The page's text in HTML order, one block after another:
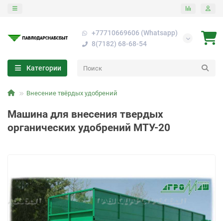
+77710669606 (Whatsapp)
8(7182) 68-68-54
Категории
Внесение твёрдых удобрений
Машина для внесения твердых
органических удобрений МТУ-20